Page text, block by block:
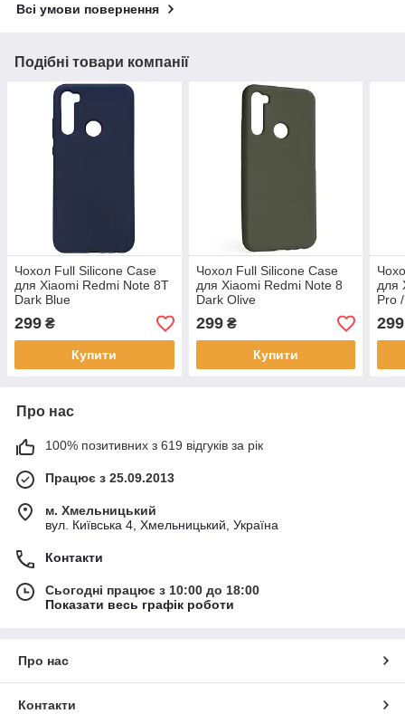
Всі умови повернення
Подібні товари компанії
Чохол Full Silicone Case
для Xiaomi Redmi Note 8T
Dark Blue
299 ₴
Купити
Чохол Full Silicone Case
для Xiaomi Redmi Note 8
Dark Olive
299₴
Купити
для
Pro
299
Про нас
100% позитивних з 619 відгуків за рік
Працює з 25.09.2013
м. Хмельницький
вул. Київська 4, Хмельницький, Україна
Контакти
Сьогодні працює з 10:00 до 18:00
Показати весь графік роботи
Про нас
Контакти